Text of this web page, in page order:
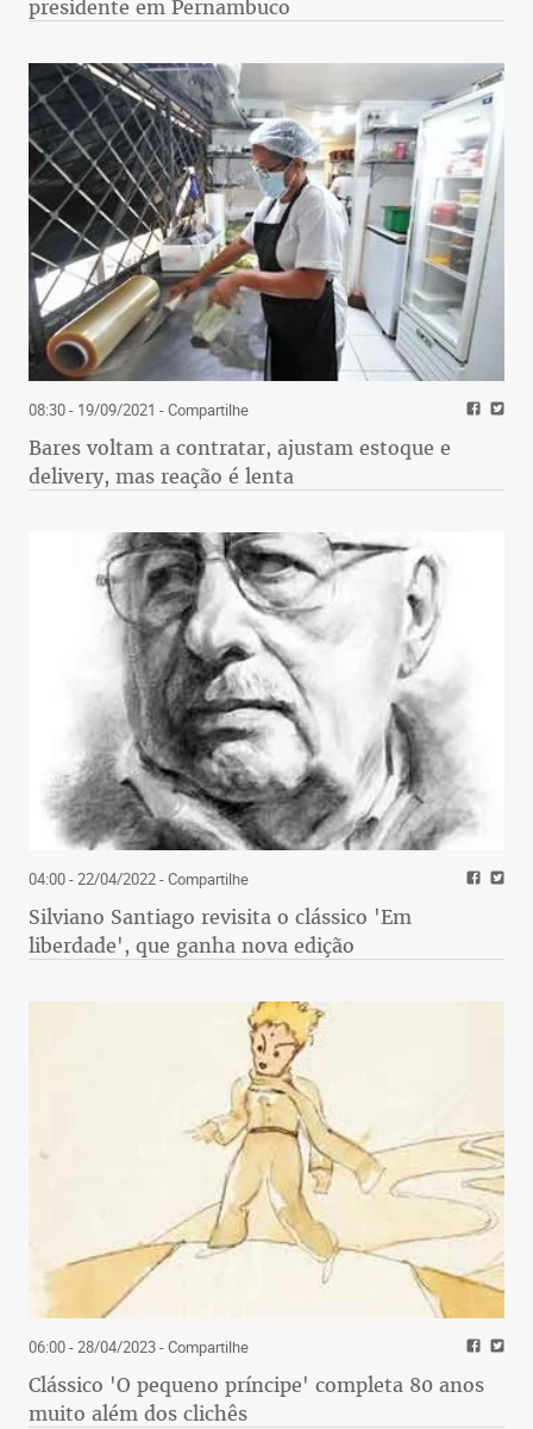
presidente em Pernambuco
08:30 - 19/09/2021 - Compartilhe
Bares voltam a contratar, ajustam estoque e
delivery, mas reação é lenta
04:00 - 22/04/2022- Compartilhe
Silviano Santiago revisita o clássico 'Em
liberdade', que ganha nova edição
06:00 - 28/04/2023- Compartilhe
Clássico 'O pequeno príncipe' completa 80 anos
muito além dos clichês